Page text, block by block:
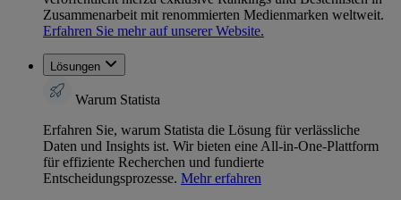
Zusammenarbeit mit renommierten Medienmarken weltweit.
Erfahren Sie mehr auf unserer Website.
Lösungen
Warum Statista
Erfahren Sie, warum Statista die Lösung für verlässliche
Daten und Insights ist. Wir bieten eine All-in-One-Plattform
für effiziente Recherchen und fundierte
Entscheidungsprozesse. Mehr erfahren